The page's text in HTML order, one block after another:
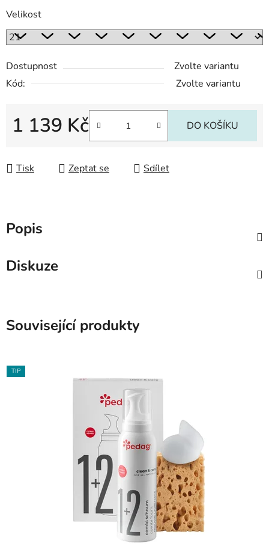
Velikost
Dostupnost
Zvolte variantu
Kód:
Zvolte variantu
1 139 Kč DO KOŠÍKU
Tisk Zeptat se Sdílet
Popis
Diskuze
Související produkty
TIP